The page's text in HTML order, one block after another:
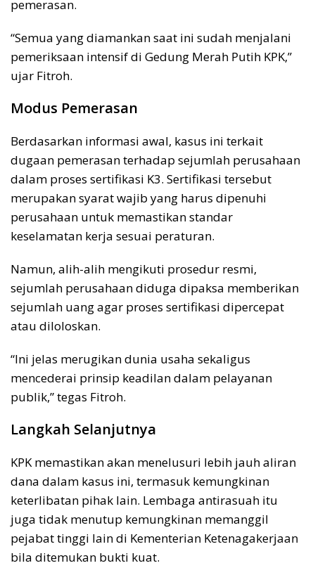
pemerasan.
“Semua yang diamankan saat ini sudah menjalani
pemeriksaan intensif di Gedung Merah Putih KPK,”
ujar Fitroh.
Modus Pemerasan
Berdasarkan informasi awal, kasus ini terkait
dugaan pemerasan terhadap sejumlah perusahaan
dalam proses sertifikasi K3. Sertifikasi tersebut
merupakan syarat wajib yang harus dipenuhi
perusahaan untuk memastikan standar
keselamatan kerja sesuai peraturan.
Namun, alih-alih mengikuti prosedur resmi,
sejumlah perusahaan diduga dipaksa memberikan
sejumlah uang agar proses sertifikasi dipercepat
atau diloloskan.
“Ini jelas merugikan dunia usaha sekaligus
mencederai prinsip keadilan dalam pelayanan
publik,” tegas Fitroh.
Langkah Selanjutnya
KPK memastikan akan menelusuri lebih jauh aliran
dana dalam kasus ini, termasuk kemungkinan
keterlibatan pihak lain. Lembaga antirasuah itu
juga tidak menutup kemungkinan memanggil
pejabat tinggi lain di Kementerian Ketenagakerjaan
bila ditemukan bukti kuat.